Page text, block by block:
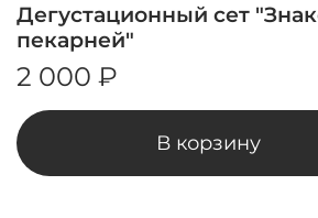
Дегустационный сет
пекарней"
2 000 ₽
В корзину